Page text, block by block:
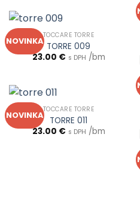
NOVINKA
TOCCARE TORRE
TORRE 009
23.00 € s DPH /bm
NOVINKA
TOCCARE TORRE
TORRE 011
23.00 € s DPH /bm